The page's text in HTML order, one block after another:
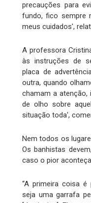
precauções para
fundo, fico sempre
meus cuidados',
A professora
às instruções de
placa de
outra, quando
chamam a
de olho sobre
situação toda',
Nem todos os
Os banhistas
caso o pior
“A primeira coisa
seja uma garrafa